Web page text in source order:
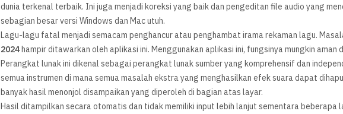
dunia terkenal terbaik. Ini juga menjadi koreksi yang baik dan pengeditan file audio yang
sebagian besar versi Windows dan Mac utuh.
Lagu-lagu fatal menjadi semacam penghancur atau penghambat irama rekaman lagu.
2024hampir ditawarkan oleh aplikasi ini. Menggunakan aplikasi ini, fungsinya mungkin aman
Perangkat lunak ini dikenal sebagai perangkat lunak sumber yang komprehensif dan
semua instrumen di mana semua masalah ekstra yang menghasilkan efek suara dapat
banyak hasil menonjol disampaikan yang diperoleh di bagian atas layar.
Hasil ditampilkan secara otomatis dan tidak memiliki input lebih lanjut sementara beberapa